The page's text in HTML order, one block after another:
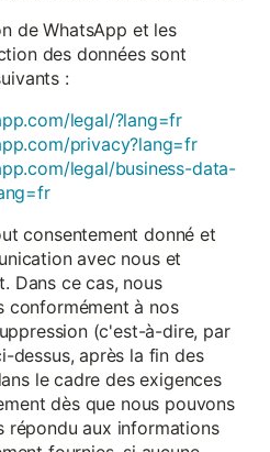
de WhatsApp et les
des données sont
:
legal/?lang=fr
privacy?lang=fr
legal/business-data-
consentement donné et
avec nous et
Dans ce cas, nous
conformément à nos
(c'est-à-dire, par
dessus, après la fin des
le cadre des exigences
dès que nous pouvons
répondu aux informations